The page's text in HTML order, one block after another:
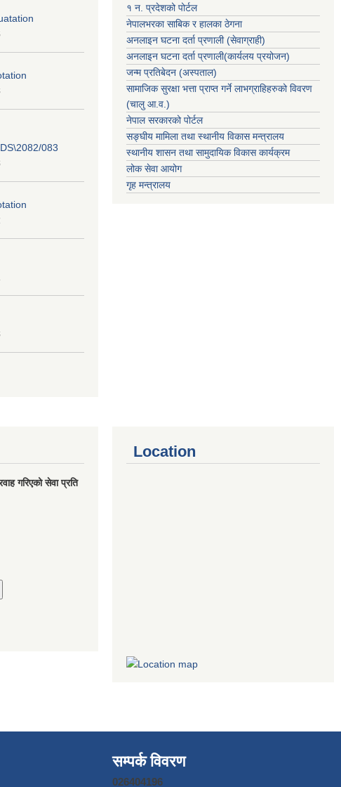
083
१ न. प्रदेशको पोर्टल
नेपालभरका साबिक र हालका ठेगना
अनलाइन घटना दर्ता प्रणाली (सेवाग्राही)
अनलाइन घटना दर्ता प्रणाली(कार्यलय प्रयोजन)
जन्म प्रतिबेदन (अस्पताल)
सामाजिक सुरक्षा भत्ता प्राप्त गर्ने लाभग्राहिहरुको विवरण
(चालु आ.व.)
नेपाल सरकारको पोर्टल
सङ्घीय मामिला तथा स्थानीय विकास मन्त्रालय
स्थानीय शासन तथा सामुदायिक विकास कार्यक्रम
लोक सेवा आयोग
गृह मन्त्रालय
गरिएको सेवा प्रति
Location
सम्पर्क विवरण
026404196